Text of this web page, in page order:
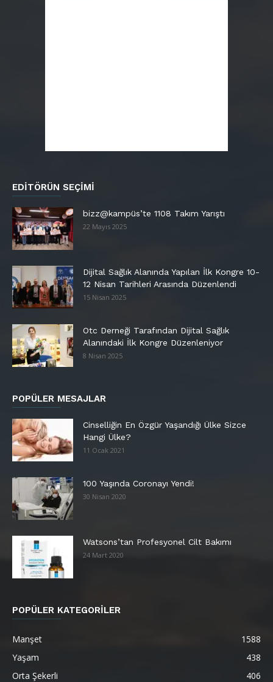
EDITÖRÜN SEÇIMI
bizz@kampüs’te 1108 Takım Yarıştı
22 Mayıs 2025
Dijital Sağlık Alanında Yapılan İlk Kongre 10-
12 Nisan Tarihleri Arasında Düzenlendi
15 Nisan 2025
Otc Derneği Tarafından Dijital Sağlık
Alanındaki İlk Kongre Düzenleniyor
8 Nisan 2025
POPÜLER MESAJLAR
Cinselliğin En Özgür Yaşandığı Ülke Sizce
Hangi Ülke?
11 Ocak 2021
100 Yaşında Coronayı Yendi!
30 Nisan 2020
Watsons’tan Profesyonel Cilt Bakımı
24 Mart 2020
POPÜLER KATEGORİLER
Manşet
1588
Yaşam
438
Orta Şekerli
406